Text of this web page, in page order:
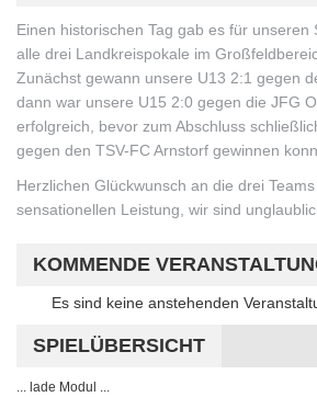
Einen historischen Tag gab es für unseren
alle drei Landkreispokale im
Zunächst gewann unsere U13 2:1 gegen
dann war unsere U15 2:0 gegen die JFG
erfolgreich, bevor zum Abschluss
gegen den TSV-FC Arnstorf gewinnen
Herzlichen Glückwunsch an die drei
sensationellen Leistung, wir sind
KOMMENDE
Hinweis
Es sind keine anstehenden
SPIELÜBERSICHT
... lade Modul ...